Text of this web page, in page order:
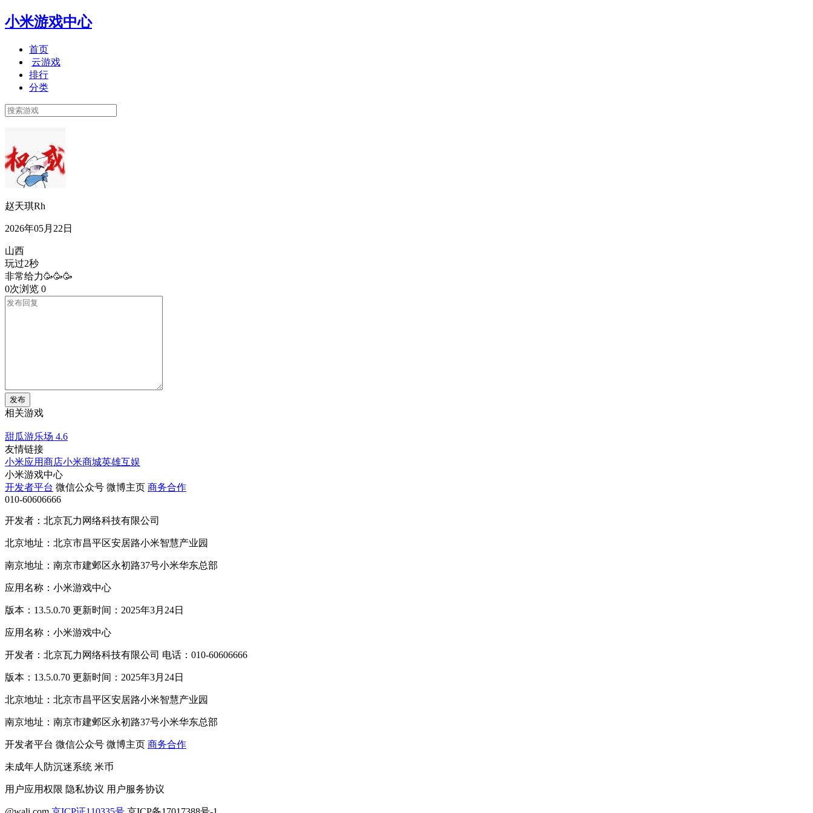
小米游戏中心
首页
云游戏
排行
分类
赵天琪Rh
2026年05月22日
山西
玩过2秒
非常给力🥳🥳🥳
0次浏览 0
发布
相关游戏
甜瓜游乐场 4.6
友情链接
小米应用商店小米商城英雄互娱
小米游戏中心
开发者平台 微信公众号 微博主页 商务合作
010-60606666
开发者：北京瓦力网络科技有限公司
北京地址：北京市昌平区安居路小米智慧产业园
南京地址：南京市建邺区永初路37号小米华东总部
应用名称：小米游戏中心
版本：13.5.0.70 更新时间：2025年3月24日
应用名称：小米游戏中心
开发者：北京瓦力网络科技有限公司 电话：010-60606666
版本：13.5.0.70 更新时间：2025年3月24日
北京地址：北京市昌平区安居路小米智慧产业园
南京地址：南京市建邺区永初路37号小米华东总部
开发者平台 微信公众号 微博主页 商务合作
未成年人防沉迷系统 米币
用户应用权限 隐私协议 用户服务协议